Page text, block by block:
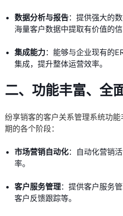
数据分析与报告：提供强大的
海量客户数据中提取有价值的信
集成能力：能够与企业现有的
集成，提升整体运营效率。
二、功能丰富、全
纷享销客的客户关系管理系统功
期的各个阶段：
市场营销自动化：自动化营销
率。
客户服务管理：提供客户服务
客户反馈跟踪等。